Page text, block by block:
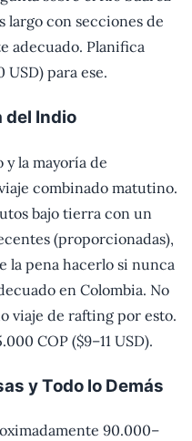
largo con secciones de
adecuado. Planifica
USD) para ese.
del Indio
y la mayoría de
combinado matutino.
bajo tierra con un
(proporcionadas),
la pena hacerlo si nunca
en Colombia. No
viaje de rafting por esto.
COP ($9–11 USD).
y Todo lo Demás
90.000–